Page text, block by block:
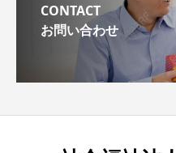
CONTACT
お問い合わせ